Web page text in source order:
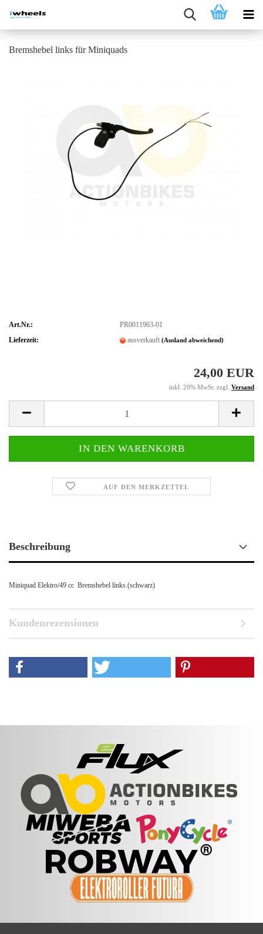
Bremshebel links für Miniquads
Art.Nr.:
PR0011963-01
Lieferzeit:
ausverkauft(Ausland abweichend)
24,00 EUR
inkl. 20% MwSt. zzgl. Versand
AUF DEN MERKZETTEL
Beschreibung
Miniquad Elektro/49 cc Bremshebel links (schwarz)
Kundenrezensionen